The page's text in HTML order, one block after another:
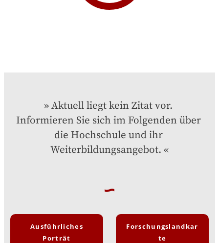
Aktuell liegt kein Zitat vor.
Informieren Sie sich im Folgenden über
die Hochschule und ihr
Weiterbildungsangebot.
Ausführliches
Porträt
Forschungslandkar
te